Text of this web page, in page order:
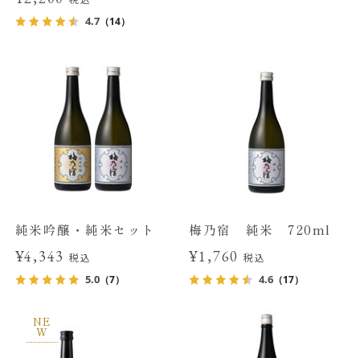
4.7（14）
純米吟醸・純米セット
¥4,343税込
5.0（7）
梅乃宿 純米 720ml
¥1,760 税込
4.6 （17）
NE
W